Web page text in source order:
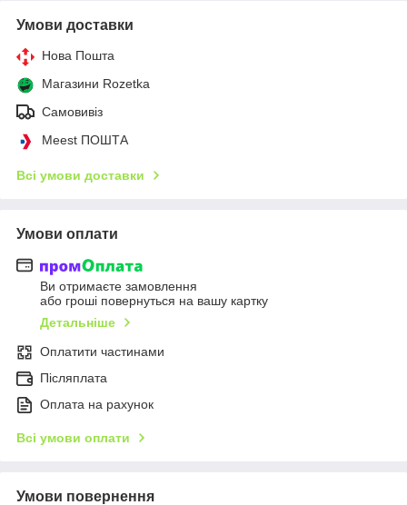
Умови доставки
Нова Пошта
Магазини Rozetka
Самовивіз
Meest ПОШТА
Всі умови доставки
Умови оплати
Ви отримаєте замовлення
або гроші повернуться на вашу картку
Детальніше
Оплатити частинами
Післяплата
Оплата на рахунок
Всі умови оплати
Умови повернення